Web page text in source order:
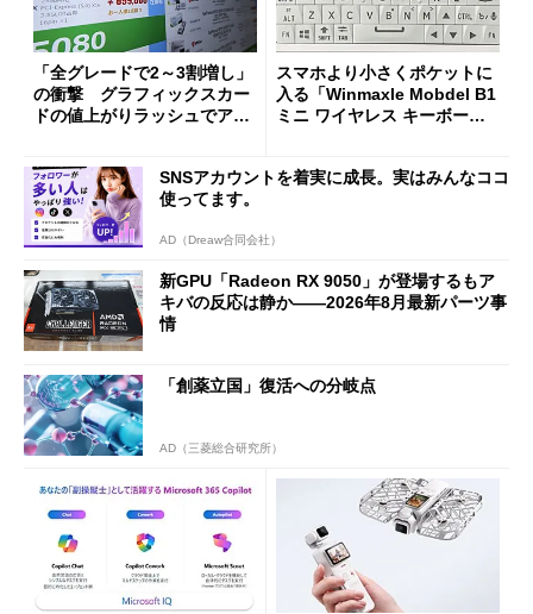
「全グレードで2～3割増し」
の衝撃 グラフィックスカー
ドの値上がりラッシュでアキ
スマホより小さくポケットに
入る「Winmaxle Mobdel B1
ミニ ワイヤレス キーボー
SNSアカウントを着実に成長。実はみんなココ
使ってます。
AD（Dreaw合同会社）
新GPU「Radeon RX 9050」が登場するもア
キバの反応は静か――2026年8月最新パーツ事
情
「創薬立国」復活への分岐点
AD（三菱総合研究所）